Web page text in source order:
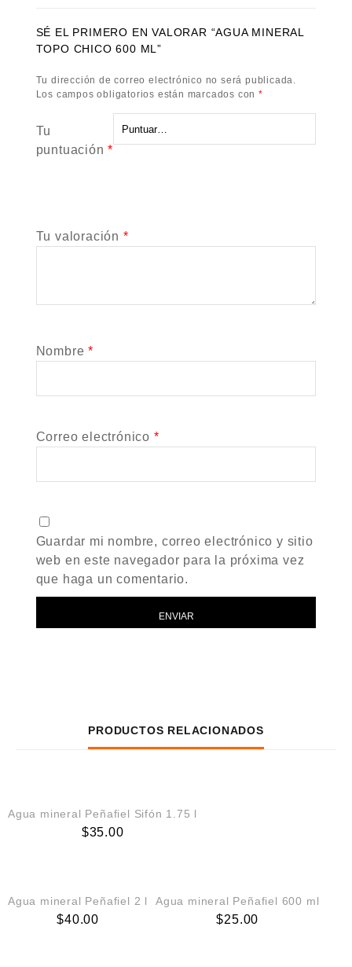
SÉ EL PRIMERO EN VALORAR “AGUA MINERAL
TOPO CHICO 600 ML”
Tu dirección de correo electrónico no será publicada.
Los campos obligatorios están marcados con *
Tu
puntuación*
Tu valoración *
Nombre*
Correo electrónico *
Guardar mi nombre, correo electrónico y sitio
web en este navegador para la próxima vez
que haga un comentario.
PRODUCTOS RELACIONADOS
Agua mineral Peñafiel Sifón 1.75 l
$35.00
Agua mineral Peñafiel 2 l
$40.00
Agua mineral Peñafiel 600 ml
$25.00